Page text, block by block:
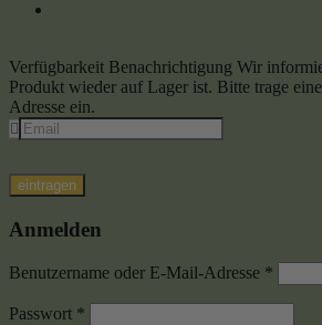
Verfügbarkeit Benachrichtigung Wir
Produkt wieder auf Lager ist. Bitte trage
Adresse ein.
eintragen
Anmelden
Benutzername oder E-Mail-Adresse *
Passwort *